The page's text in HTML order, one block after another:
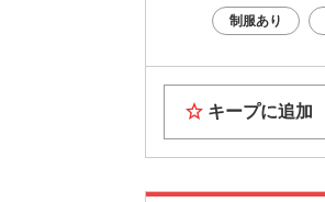
制服あり
キープに追加